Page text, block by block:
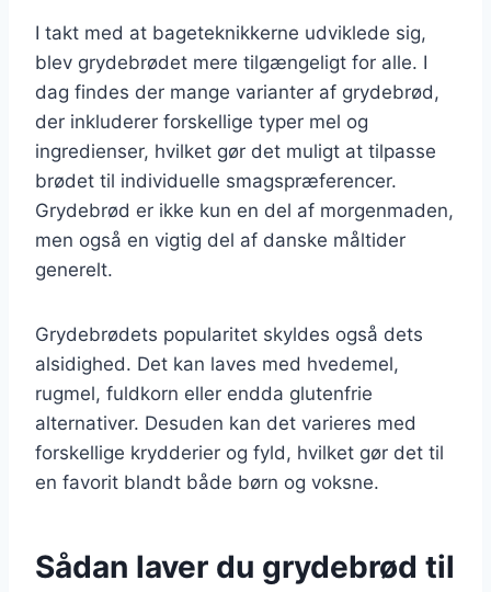
I takt med at bageteknikkerne udviklede sig,
blev grydebrødet mere tilgængeligt for alle. I
dag findes der mange varianter af grydebrød,
der inkluderer forskellige typer mel og
ingredienser, hvilket gør det muligt at tilpasse
brødet til individuelle smagspræferencer.
Grydebrød er ikke kun en del af morgenmaden,
men også en vigtig del af danske måltider
generelt.
Grydebrødets popularitet skyldes også dets
alsidighed. Det kan laves med hvedemel,
rugmel, fuldkorn eller endda glutenfrie
alternativer. Desuden kan det varieres med
forskellige krydderier og fyld, hvilket gør det til
en favorit blandt både børn og voksne.
Sådan laver du grydebrød til